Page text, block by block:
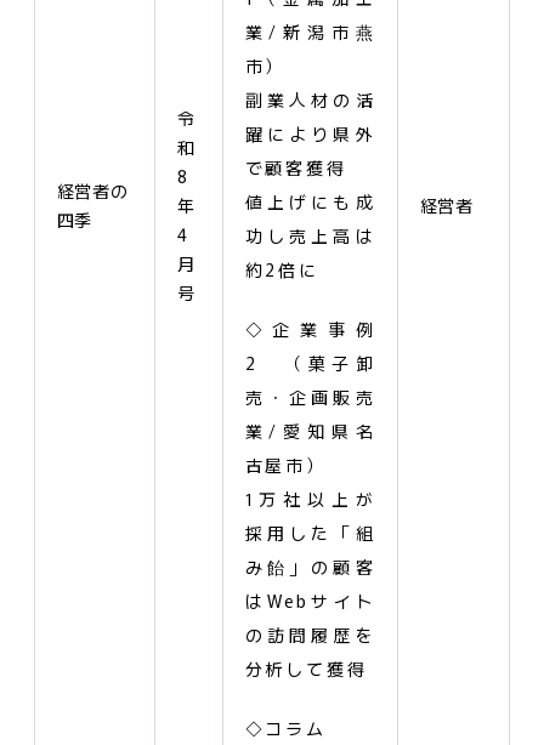
経営者の
四季
令
和
8
年
4
月
号
業/新潟市燕
市）
副業人材の活
躍により県外
で顧客獲得
値上げにも成
功し売上高は
約2倍に
◇企業事例
2 （菓子卸
売・企画販売
業/愛知県名
古屋市）
1万社以上が
採用した「組
み飴」の顧客
はWebサイト
の訪問履歴を
分析して獲得
◇コラム
経営者